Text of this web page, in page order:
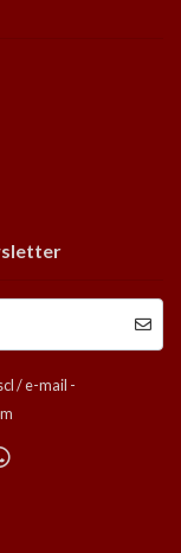
/ e-mail -